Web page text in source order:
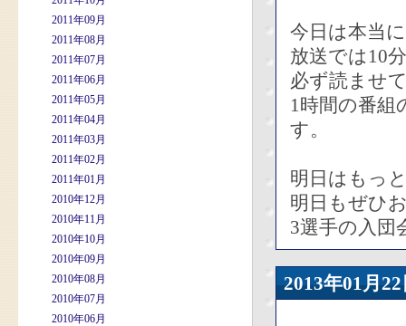
2011年09月
2011年08月
2011年07月
2011年06月
2011年05月
2011年04月
2011年03月
2011年02月
2011年01月
2010年12月
2010年11月
2010年10月
2010年09月
2010年08月
2010年07月
2010年06月
今日は本当
放送では10
必ず読ませ
1時間の番
す。
明日はもっ
明日もぜひ
3選手の入団
2013年01